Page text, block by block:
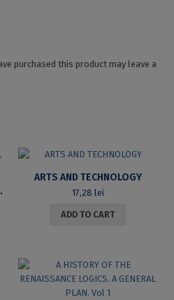
purchased this product may leave a
– JUNE 2008
ARTS AND TECHNOLOGY
17,28 lei
ADD TO CART